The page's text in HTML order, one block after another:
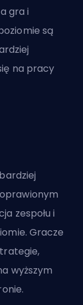
gra i
są
na pracy
zespołu i
Gracze
wyższym